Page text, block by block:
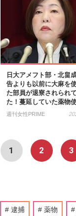
日大アメフト部・北畠
告よりも以前に大麻を
た部員が退寮されられ
た！蔓延していた薬物
週刊女性PRIME
1 2 3
逮捕 薬物